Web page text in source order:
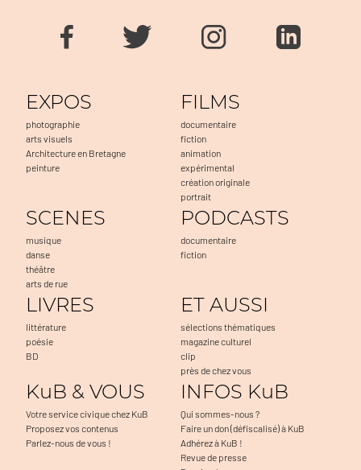
EXPOS
photographie
arts visuels
Architecture en Bretagne
peinture
FILMS
documentaire
fiction
animation
expérimental
création originale
portrait
SCENES
musique
danse
théâtre
arts de rue
PODCASTS
documentaire
fiction
LIVRES
littérature
poésie
BD
ET AUSSI
sélections thématiques
magazine culturel
clip
près de chez vous
KuB & VOUS
Votre service civique chez KuB
Proposez vos contenus
Parlez-nous de vous !
INFOS KuB
Qui sommes-nous ?
Faire un don (défiscalisé) à KuB
Adhérez à KuB !
Revue de presse